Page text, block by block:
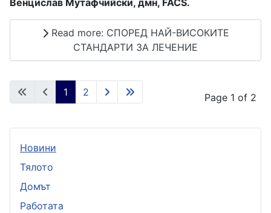
Read more: СПОРЕД НАЙ-ВИСОКИТЕ
СТАНДАРТИ ЗА ЛЕЧЕНИЕ
Page 1 of 2
1 2
Новини
Тялото
Домът
Работата